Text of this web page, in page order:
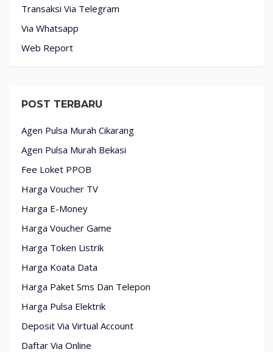
Transaksi Via Telegram
Via Whatsapp
Web Report
POST TERBARU
Agen Pulsa Murah Cikarang
Agen Pulsa Murah Bekasi
Fee Loket PPOB
Harga Voucher TV
Harga E-Money
Harga Voucher Game
Harga Token Listrik
Harga Koata Data
Harga Paket Sms Dan Telepon
Harga Pulsa Elektrik
Deposit Via Virtual Account
Daftar Via Online